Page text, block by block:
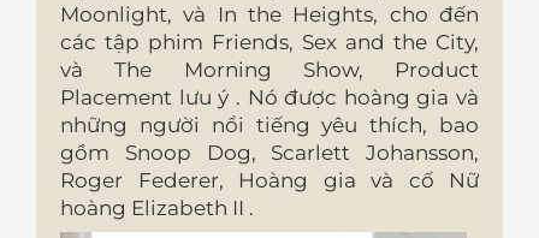
Moonlight, và In the Heights, cho đến
các tập phim Friends, Sex and the City,
và The Morning Show, Product
Placement lưu ý . Nó được hoàng gia và
những người nổi tiếng yêu thích, bao
gồm Snoop Dog, Scarlett Johansson,
Roger Federer, Hoàng gia và cố Nữ
hoàng Elizabeth II .